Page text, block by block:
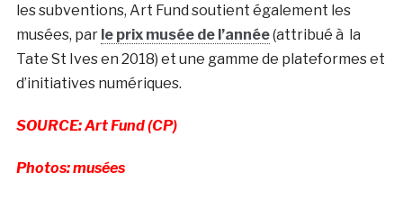
les subventions, Art Fund soutient également les
musées, par le prix musée de l’année(attribué à la
Tate St Ives en 2018) et une gamme de plateformes et
d’initiatives numériques.
SOURCE: Art Fund (CP)
Photos: musées